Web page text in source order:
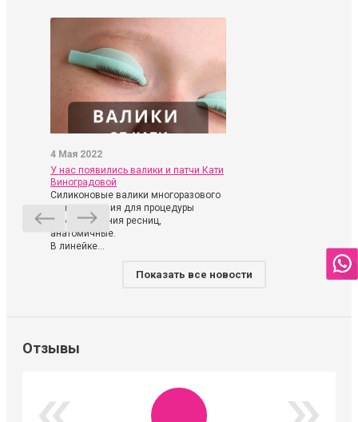
4 Мая 2022
У нас появились валики и патчи Кати
Виноградовой
Силиконовые валики многоразового
использования для процедуры
ламинирования ресниц,
анатомичные.
В линейке...
Показать все новости
Отзывы